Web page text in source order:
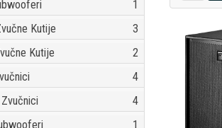
1
Kutije
3
Kutije
2
4
4
1